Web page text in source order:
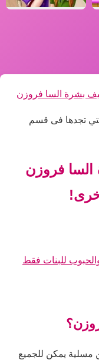
بشرة السا فروزن
تجدها فى قسم
فروزن
للبنات فقط
مسلية يمكن للجميع